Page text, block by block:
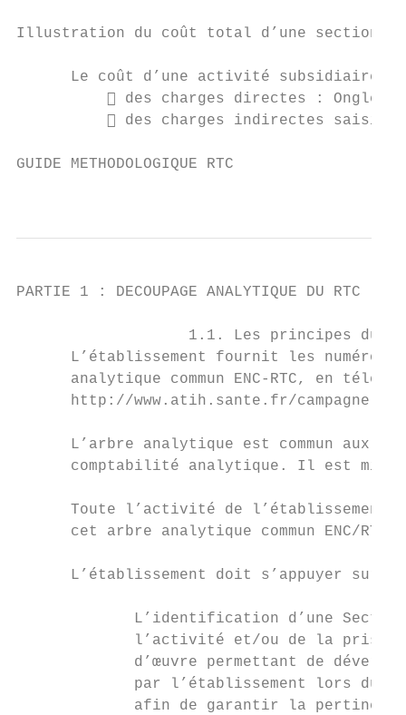
Illustration du coût total d’une section
Le coût d’une activité subsidiaire
 des charges directes : Onglet
 des charges indirectes
GUIDE METHODOLOGIQUE RTC
PARTIE 1 : DECOUPAGE ANALYTIQUE DU RTC
1.1. Les principes du
L’établissement fournit les numéros
analytique commun ENC-RTC, en
http://www.atih.sante.fr/campagne-
L’arbre analytique est commun aux
comptabilité analytique. Il est mis
Toute l’activité de l’établissement
      cet arbre analytique commun ENC/RTC.
L’établissement doit s’appuyer sur
L’identification d’une
l’activité et/ou de la prise
d’œuvre permettant de
par l’établissement lors du
afin de garantir la